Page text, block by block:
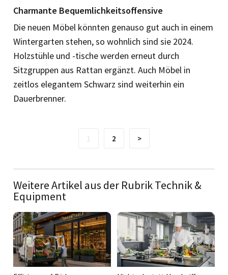
Charmante Bequemlichkeitsoffensive
Die neuen Möbel könnten genauso gut auch in einem
Wintergarten stehen, so wohnlich sind sie 2024.
Holzstühle und -tische werden erneut durch
Sitzgruppen aus Rattan ergänzt. Auch Möbel in
zeitlos elegantem Schwarz sind weiterhin ein
Dauerbrenner.
2 >
Weitere Artikel aus der Rubrik Technik &
Equipment